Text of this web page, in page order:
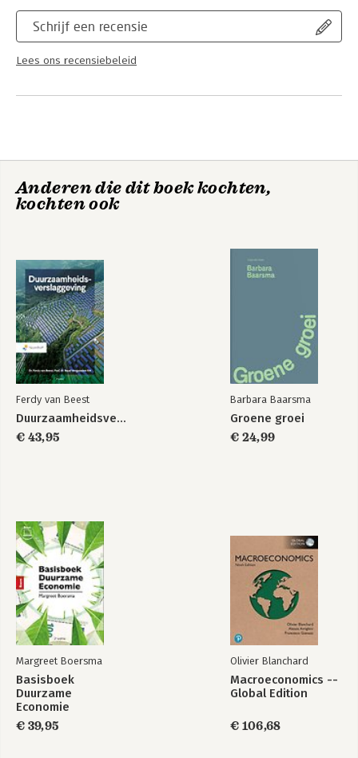
Schrijf een recensie
Lees ons recensiebeleid
Anderen die dit boek kochten,
kochten ook
Ferdy van Beest
Duurzaamheidsverslaggeving
€ 43,95
Barbara Baarsma
Groene groei
€ 24,99
Margreet Boersma
Basisboek
Duurzame
Economie
€ 39,95
Olivier Blanchard
Macroeconomics --
Global Edition
€ 106,68